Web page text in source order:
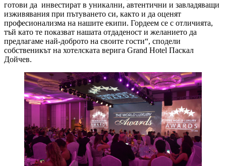
готови да инвестират в уникални, автентични и завладяващи
изживявания при пътуването си, както и да оценят
професионализма на нашите екипи. Гордеем се с отличията,
тъй като те показват нашата отдаденост и желанието да
предлагаме най-доброто на своите гости“, сподели
собственикът на хотелската верига Grand Hotel Паскал
Дойчев.